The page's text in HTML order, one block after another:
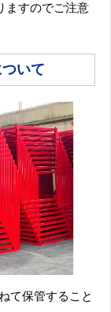
ますのでご注意
いて
て保管すること